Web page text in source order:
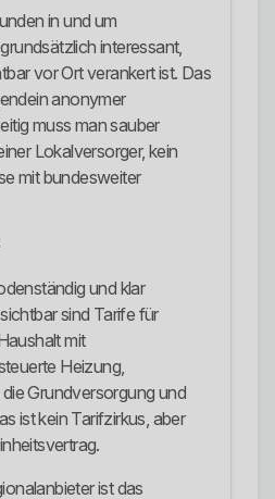
in und um
interessant,
vor Ort verankert ist. Das
anonymer
muss man sauber
Lokalversorger, kein
mit bundesweiter
und klar
sind Tarife für
mit
Heizung,
Grundversorgung und
ist kein Tarifzirkus, aber
ist das